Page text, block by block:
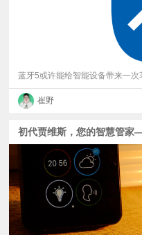
蓝牙5或许能给智能设备带来一次
崔野
初代贾维斯，您的智慧管